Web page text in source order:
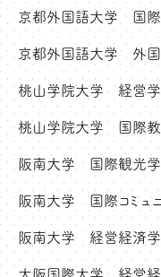
京都外国語大学
京都外国語大
桃山学院大
桃山学院大学
阪南大学 国
阪南大学 国際コミュ
阪南大学 経
大阪国際大学